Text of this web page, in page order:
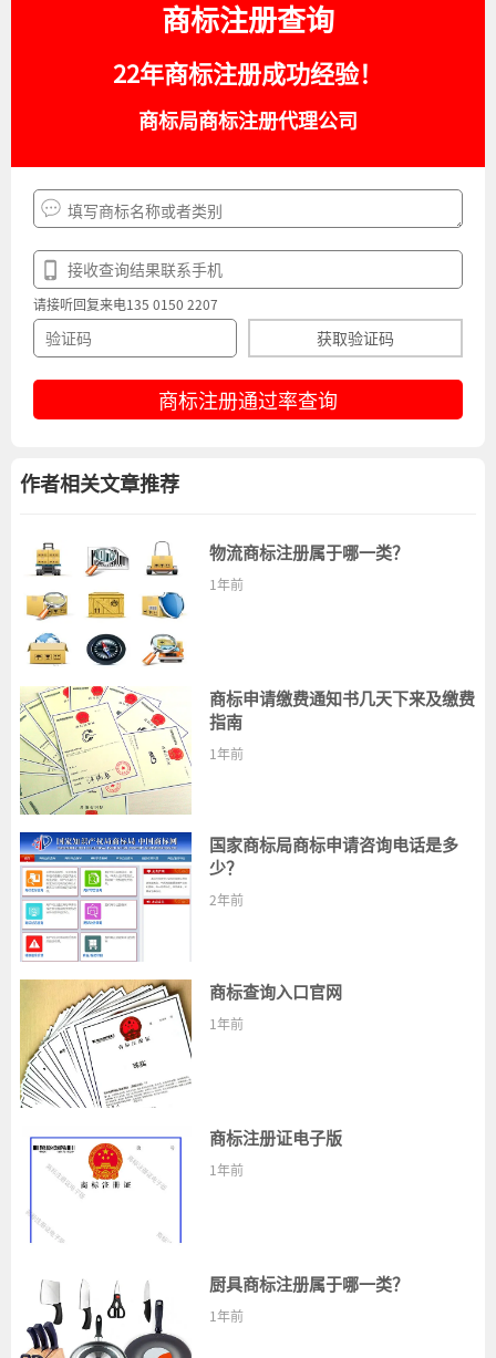
商标注册查询
22年商标注册成功经验！
商标局商标注册代理公司
请接听回复来电135 0150 2207
获取验证码
商标注册通过率查询
作者相关文章推荐
物流商标注册属于哪一类？
1年前
商标申请缴费通知书几天下来及缴费
指南
1年前
国家商标局商标申请咨询电话是多
少？
2年前
商标查询入口官网
1年前
商标注册证电子版
1年前
厨具商标注册属于哪一类？
1年前